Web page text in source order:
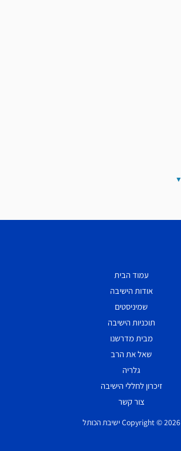
עמוד הבית
אודות הישיבה
שמיניסטים
תוכניות הישיבה
מבית מדרשנו
שאל את הרב
גלריה
זיכרון לחללי הישיבה
צור קשר
Copyright © 2026 ישיבת הכותל